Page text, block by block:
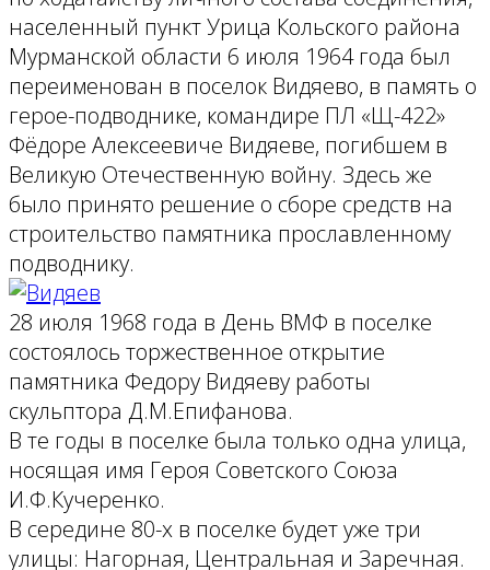
населенный пункт Урица Кольского района
Мурманской области 6 июля 1964 года был
переименован в поселок Видяево, в память о
герое-подводнике, командире ПЛ «Щ-422»
Фёдоре Алексеевиче Видяеве, погибшем в
Великую Отечественную войну. Здесь же
было принято решение о сборе средств на
строительство памятника прославленному
подводнику.
28 июля 1968 года в День ВМФ в поселке
состоялось торжественное открытие
памятника Федору Видяеву работы
скульптора Д.М.Епифанова.
В те годы в поселке была только одна улица,
носящая имя Героя Советского Союза
И.Ф.Кучеренко.
В середине 80-х в поселке будет уже три
улицы: Нагорная, Центральная и Заречная.